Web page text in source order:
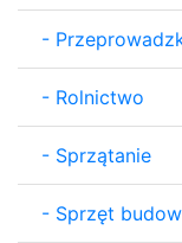
-
- Rolnictwo
- Sprzątanie
- Sprzęt